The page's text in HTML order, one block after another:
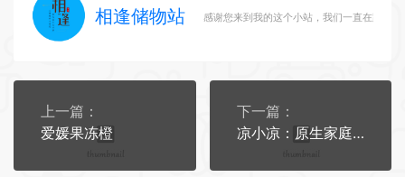
相逢储物站 感谢您来到我的这个小站，我们一直在路上
上一篇：
爱媛果冻橙
下一篇：
凉小凉：原生家庭不能是自己混不好的借口